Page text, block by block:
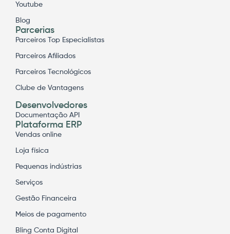
Youtube
Blog
Parcerias
Parceiros Top Especialistas
Parceiros Afiliados
Parceiros Tecnológicos
Clube de Vantagens
Desenvolvedores
Documentação API
Plataforma ERP
Vendas online
Loja física
Pequenas indústrias
Serviços
Gestão Financeira
Meios de pagamento
Bling Conta Digital